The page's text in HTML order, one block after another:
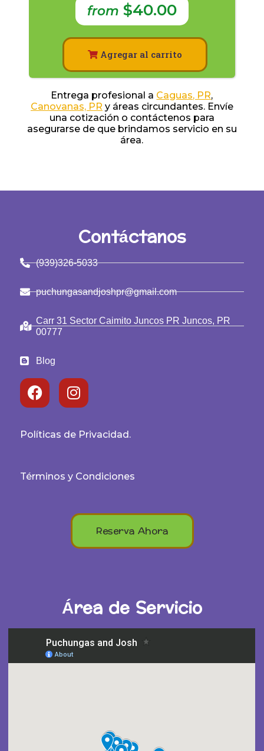
from $40.00
Agregar al carrito
Entrega profesional a Caguas, PR,
Canovanas, PR y áreas circundantes. Envíe
una cotización o contáctenos para
asegurarse de que brindamos servicio en su
área.
Contáctanos
(939)326-5033
puchungasandjoshpr@gmail.com
Carr 31 Sector Caimito Juncos PR Juncos, PR
00777
Blog
Políticas de Privacidad.
Términos y Condiciones
Reserva Ahora
Área de Servicio